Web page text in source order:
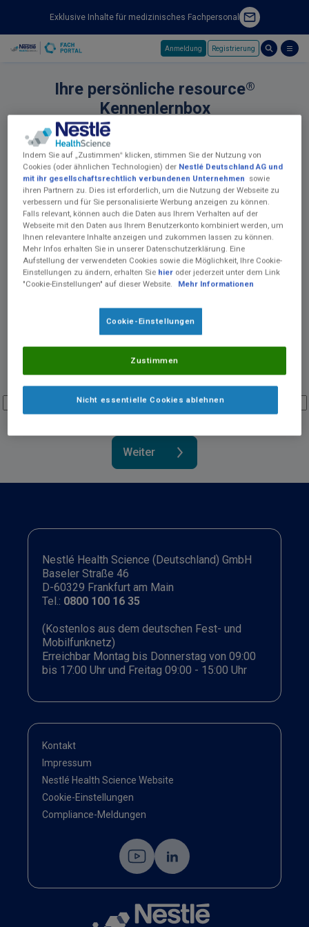
Exklusive Inhalte für medizinisches Fachpersonal
Anmeldung Registrierung
Ihre persönliche resource®
Kennenlernbox
Schön, dass Sie hier sind! Mit dem Gutscheincode, welchen
Sie von Ihrer Ernährungsfachkraft erhalten haben, können
Sie hier Ihre gratis Musterbox anfordern. ​
Gutscheincode
Bitte geben Sie den Code ein, um fortzufahren.​
Nestlé Health Science (Deutschland) GmbH
Baseler Straße 46
D-60329 Frankfurt am Main
Tel.: 0800 100 16 35
(Kostenlos aus dem deutschen Fest- und
Mobilfunknetz)
Erreichbar Montag bis Donnerstag von 09:00
bis 17:00 Uhr und Freitag 09:00 - 15:00 Uhr
Kontakt
Impressum
Nestlé Health Science Website
Cookie-Einstellungen
Compliance-Meldungen
Indem Sie auf „Zustimmen“ klicken, stimmen Sie der Nutzung von
Cookies (oder ähnlichen Technologien) der Nestlé Deutschland AG und
mit ihr gesellschaftsrechtlich verbundenen Unternehmen sowie
ihren Partnern zu. Dies ist erforderlich, um die Nutzung der Webseite zu
verbessern und für Sie personalisierte Werbung anzeigen zu können.
Falls relevant, können auch die Daten aus Ihrem Verhalten auf der
Webseite mit den Daten aus Ihrem Benutzerkonto kombiniert werden, um
Ihnen relevantere Inhalte anzeigen und zukommen lassen zu können.
Mehr Infos erhalten Sie in unserer Datenschutzerklärung. Eine
Aufstellung der verwendeten Cookies sowie die Möglichkeit, Ihre Cookie-
Einstellungen zu ändern, erhalten Sie hier oder jederzeit unter dem Link
"Cookie-Einstellungen" auf dieser Website.
Mehr Informationen
Cookie-Einstellungen
Nicht essentielle Cookies ablehnen
Zustimmen